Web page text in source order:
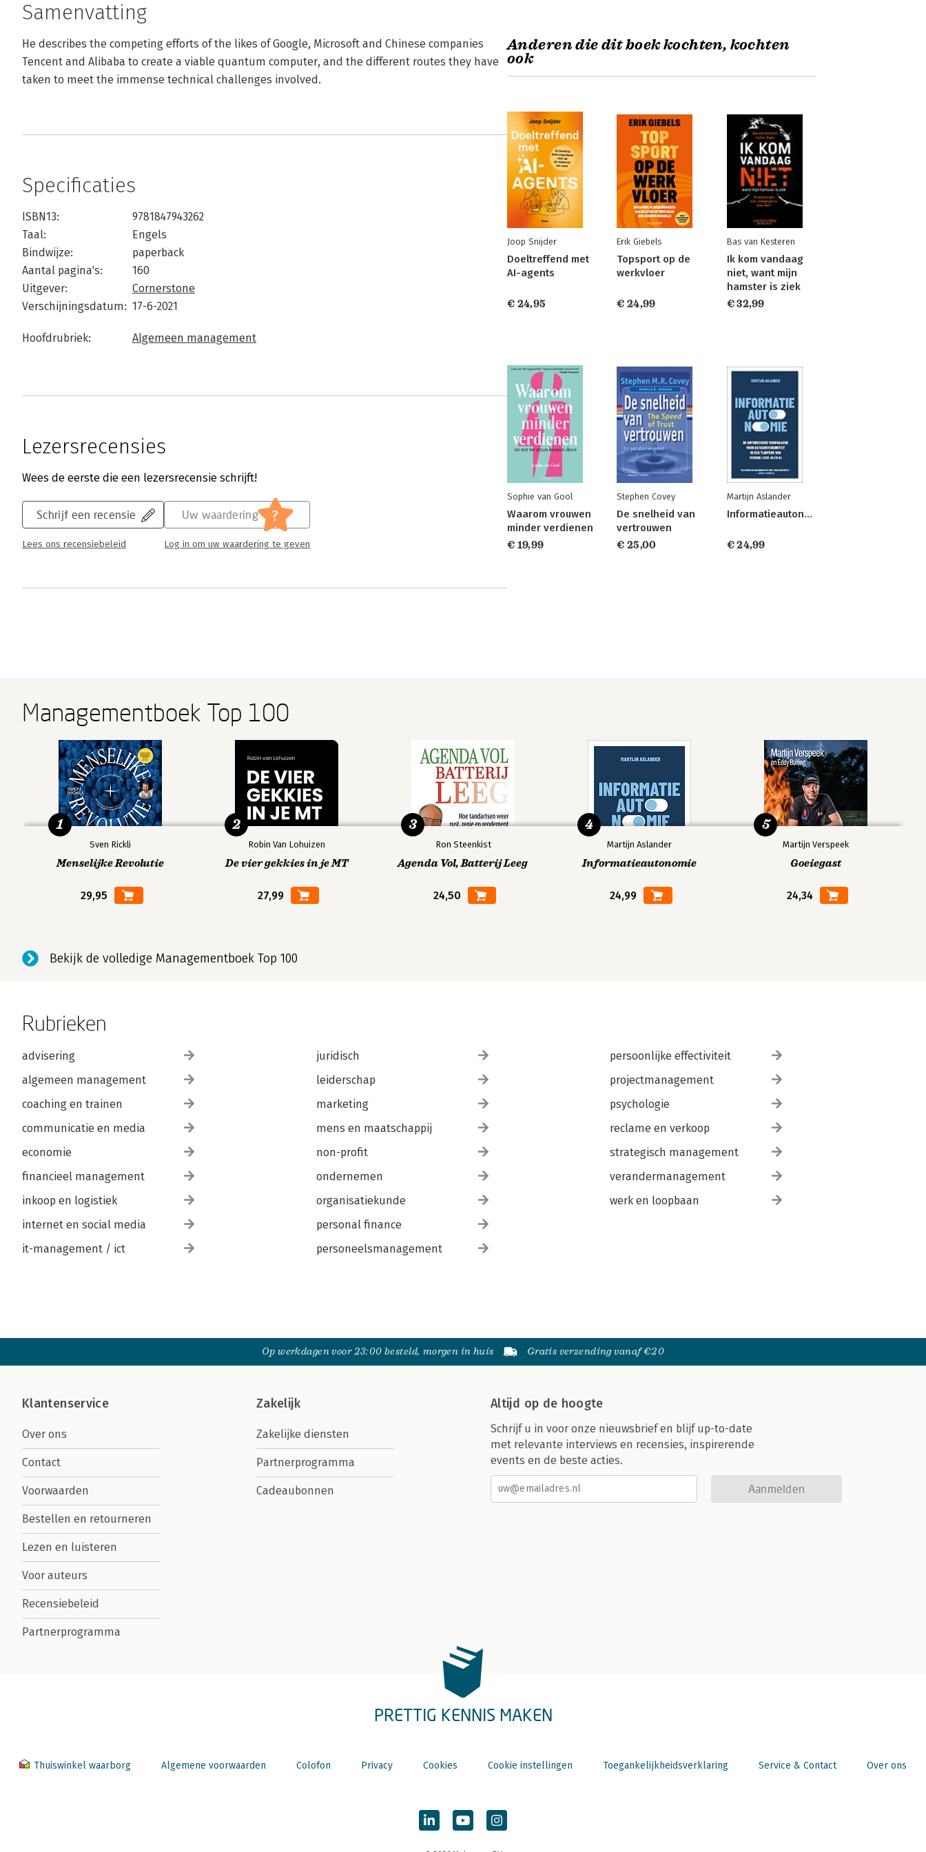
Samenvatting
He describes the competing efforts of the likes of Google, Microsoft and Chinese companies
Tencent and Alibaba to create a viable quantum computer, and the different routes they have
taken to meet the immense technical challenges involved.
Specificaties
ISBN13:
9781847943262
Taal:
Engels
Bindwijze:
paperback
Aantal pagina's:
160
Uitgever:
Cornerstone
Verschijningsdatum: 17-6-2021
Hoofdrubriek: Algemeen management
Lezersrecensies
Wees de eerste die een lezersrecensie schrijft!
Schrijf een recensie
Lees ons recensiebeleid
Uw waardering ?
Log in om uw waardering te geven
Anderen die dit boek kochten, kochten
ook
Joop Snijder
Doeltreffend met
AI-agents
€ 24,95
Erik Giebels
Topsport op de
werkvloer
€ 24,99
Bas van Kesteren
Ik kom vandaag
niet, want mijn
hamster is ziek
€ 32,99
Sophie van Gool
Waarom vrouwen
minder verdienen
€ 19,99
Stephen Covey
De snelheid van
vertrouwen
€ 25,00
Martijn Aslander
Informatieautonomie
€ 24,99
Managementboek Top 100
Sven Rickli
Menselijke Revolutie
29,95
1
Robin Van Lohuizen
De vier gekkies in je MT
27,99
2
Ron Steenkist
Agenda Vol, Batterij Leeg
24,50
3
Martijn Aslander
Informatieautonomie
24,99
4
Martijn Verspeek
Goeiegast
24,34
5
Bekijk de volledige Managementboek Top 100
Rubrieken
advisering
algemeen management
coaching en trainen
communicatie en media
economie
financieel management
inkoop en logistiek
internet en social media
it-management / ict
juridisch
leiderschap
marketing
mens en maatschappij
non-profit
ondernemen
organisatiekunde
personal finance
personeelsmanagement
persoonlijke effectiviteit
projectmanagement
psychologie
reclame en verkoop
strategisch management
verandermanagement
werk en loopbaan
Op werkdagen voor 23:00 besteld, morgen in huis Gratis verzending vanaf €20
Klantenservice
Over ons
Contact
Voorwaarden
Bestellen en retourneren
Lezen en luisteren
Voor auteurs
Recensiebeleid
Partnerprogramma
Zakelijk
Zakelijke diensten
Partnerprogramma
Cadeaubonnen
Altijd op de hoogte
Schrijf u in voor onze nieuwsbrief en blijf up-to-date
met relevante interviews en recensies, inspirerende
events en de beste acties.
Aanmelden
PRETTIG KENNIS MAKEN
Thuiswinkel waarborg Algemene voorwaarden Colofon Privacy Cookies Cookie instellingen Toegankelijkheidsverklaring Service & Contact Over ons